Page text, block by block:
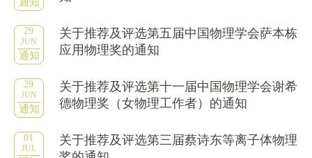
29
JUN
通知
关于推荐及评选第五届中国物理学会萨本栋
应用物理奖的通知
29
JUN
通知
关于推荐及评选第十一届中国物理学会谢希
德物理奖（女物理工作者）的通知
01
JUL
关于推荐及评选第三届蔡诗东等离子体物理